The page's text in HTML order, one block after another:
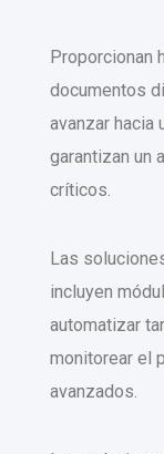
Proporcionan
documentos
avanzar hacia
garantizan un
críticos.
Las
incluyen
automatizar
monitorear el
avanzados.